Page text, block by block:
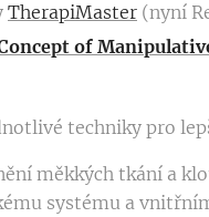
TherapiMaster (nyní
of
techniky pro
měkkých tkání a
systému a